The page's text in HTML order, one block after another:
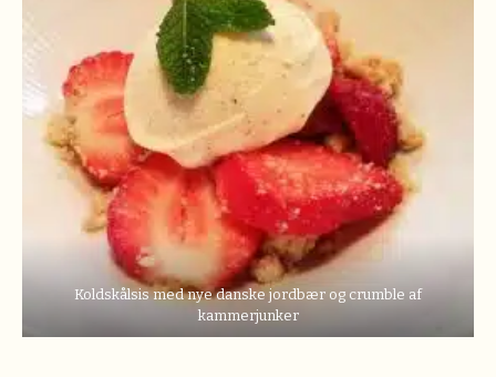
Koldskålsis med nye danske jordbær og crumble af
kammerjunker